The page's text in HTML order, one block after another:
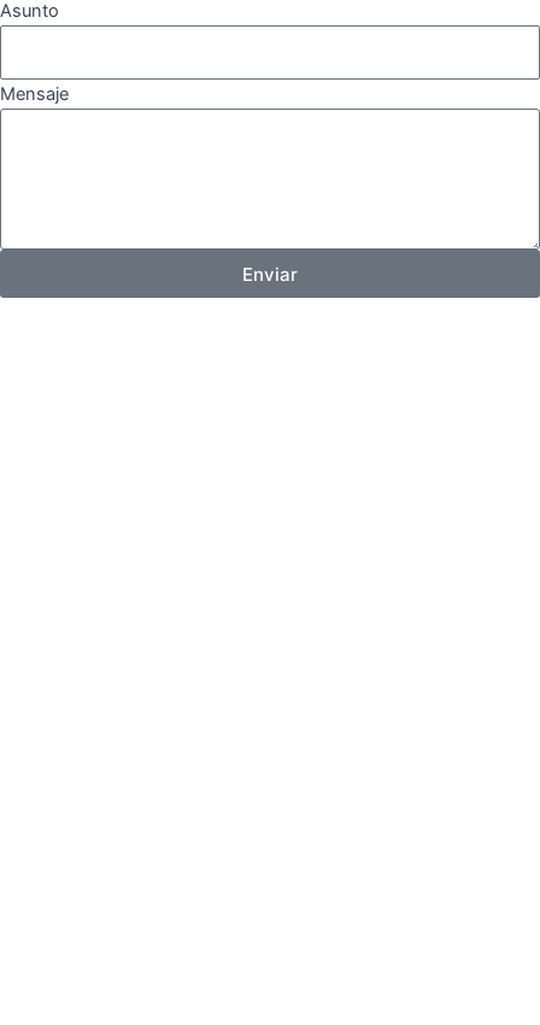
Asunto
Mensaje
Enviar